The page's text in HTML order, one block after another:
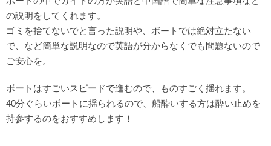
の説明をしてくれます。
ゴミを捨てないでと言った説明や、ボートでは絶対立たない
で、など簡単な説明なので英語が分からなくでも問題ないので
ご安心を。
ボートはすごいスピードで進むので、ものすごく揺れます。
40分ぐらいボートに揺られるので、船酔いする方は酔い止めを
持参するのをおすすめします！